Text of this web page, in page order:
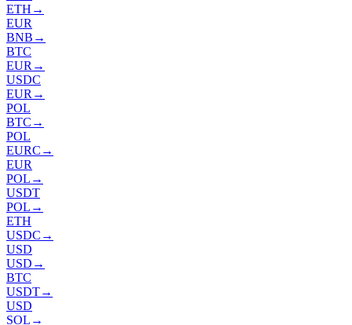
ETH →
EUR
BNB →
BTC
EUR →
USDC
EUR →
POL
BTC →
POL
EURC →
EUR
POL →
USDT
POL →
ETH
USDC →
USD
USD →
BTC
USDT→
USD
SOL →